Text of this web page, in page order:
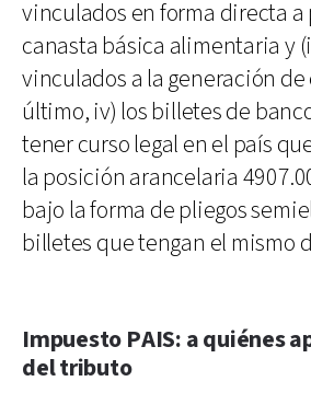
vinculados en forma directa a
canasta básica alimentaria y
vinculados a la generación de
último, iv) los billetes de
tener curso legal en el país
la posición arancelaria
bajo la forma de pliegos
billetes que tengan el mismo
Impuesto PAIS: a quiénes
del tributo